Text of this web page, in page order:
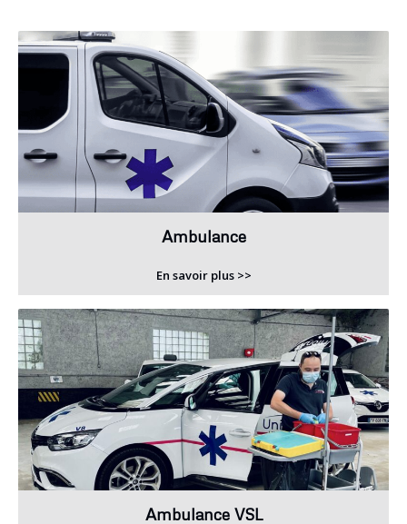
Ambulance
En savoir plus >>
Ambulance VSL